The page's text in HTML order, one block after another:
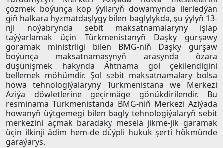
çözmek boýunça köp ýyllaryň dowamynda ilerledýän
giň halkara hyzmatdaşlygy bilen baglylykda, şu ýylyň 13-
nji noýabrynda sebit maksatnamalaryny işläp
taýýarlamak üçin Türkmenistanyň Daşky gurşawy
goramak ministrligi bilen BMG-niň Daşky gurşaw
boýunça maksatnamasynyň arasynda özara
düşünişmek hakynda Ähtnama gol çekilendigini
bellemek möhümdir. Şol sebit maksatnamalary bolsa
howa tehnologiýalaryny Türkmenistana we Merkezi
Aziýa döwletlerine geçirmäge gönükdirilendir. Bu
resminama Türkmenistanda BMG-niň Merkezi Aziýada
howanyň üýtgemegi bilen bagly tehnologiýalaryň sebit
merkezini açmak baradaky meselä jikme-jik garamak
üçin ilkinji ädim hem-de düýpli hukuk şerti hökmünde
garaýarys.